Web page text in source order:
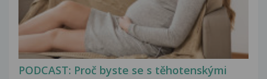
PODCAST: Proč byste se s těhotenskými